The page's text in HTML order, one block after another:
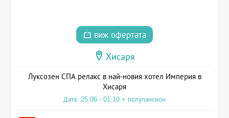
виж офертата
Хисаря
Луксозен СПА релакс в най-новия хотел Империя в
Хисаря
Дата: 25.06 - 01.10 + полупансион